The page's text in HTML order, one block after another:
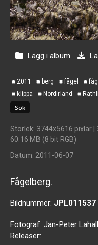
Lägg i album
2011 berg fågel
klippa
Nordirland
Storlek: 3744x5616 pixlar |
60.16 MB (8 bit RGB)
Datum: 2011-06-07
Fågelberg.
Bildnummer: JPL011537
Fotograf: Jan-Peter Lahall
Releaser: